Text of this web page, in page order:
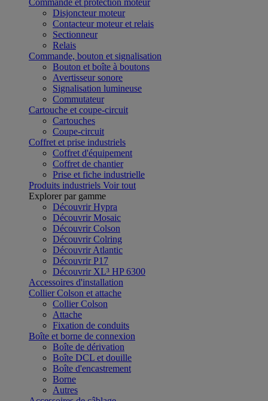
Commande et protection moteur
Disjoncteur moteur
Contacteur moteur et relais
Sectionneur
Relais
Commande, bouton et signalisation
Bouton et boîte à boutons
Avertisseur sonore
Signalisation lumineuse
Commutateur
Cartouche et coupe-circuit
Cartouches
Coupe-circuit
Coffret et prise industriels
Coffret d'équipement
Coffret de chantier
Prise et fiche industrielle
Produits industriels Voir tout
Explorer par gamme
Découvrir Hypra
Découvrir Mosaic
Découvrir Colson
Découvrir Colring
Découvrir Atlantic
Découvrir P17
Découvrir XL³ HP 6300
Accessoires d'installation
Collier Colson et attache
Collier Colson
Attache
Fixation de conduits
Boîte et borne de connexion
Boîte de dérivation
Boîte DCL et douille
Boîte d'encastrement
Borne
Autres